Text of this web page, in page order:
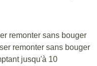
remonter sans bouger
remonter sans bouger
jusqu'à 10